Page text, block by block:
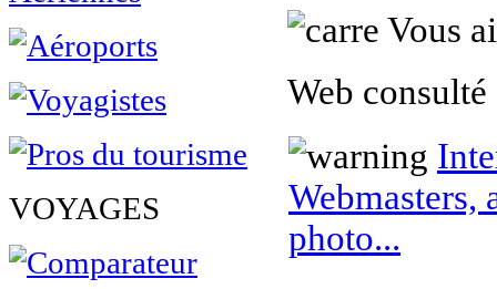
VOYAGES
Vous
Web
photo...